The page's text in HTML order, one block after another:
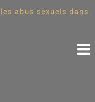
abus sexuels dans